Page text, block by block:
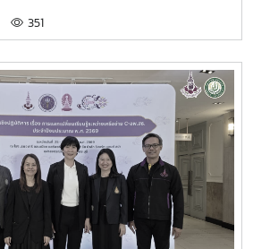
5 อาคารสำนักงานมหาวิทยาลัย
านคณะกรรมการดำเนินงานฯ เป็น
ด้รับเกียรติจาก นายพรชัย จุฑามาศ รอง
ละ ดร.ปิยรัษฎ์ ปริญญาพงษ์ เจริญทรัพย์
./เลขานุการคณะกรรมการ อพ.สธ.เข้า
ศ.ดร.ทิพย์สุดา ตั้งตระกูล ผู้อำนวยการ
มหาวิทยาลัยแม่โจ้ และผศ.ดร.เยาวนิตย์
ารศูนย์ประสานงาน อพ.สธ.-
เป็นฝ่ายเลขานุการการประชุม การ
351